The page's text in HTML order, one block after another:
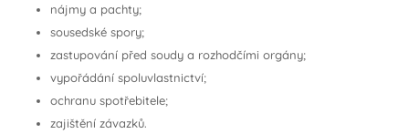
nájmy a pachty;
sousedské spory;
zastupování před soudy a rozhodčími orgány;
vypořádání spoluvlastnictví;
ochranu spotřebitele;
zajištění závazků.